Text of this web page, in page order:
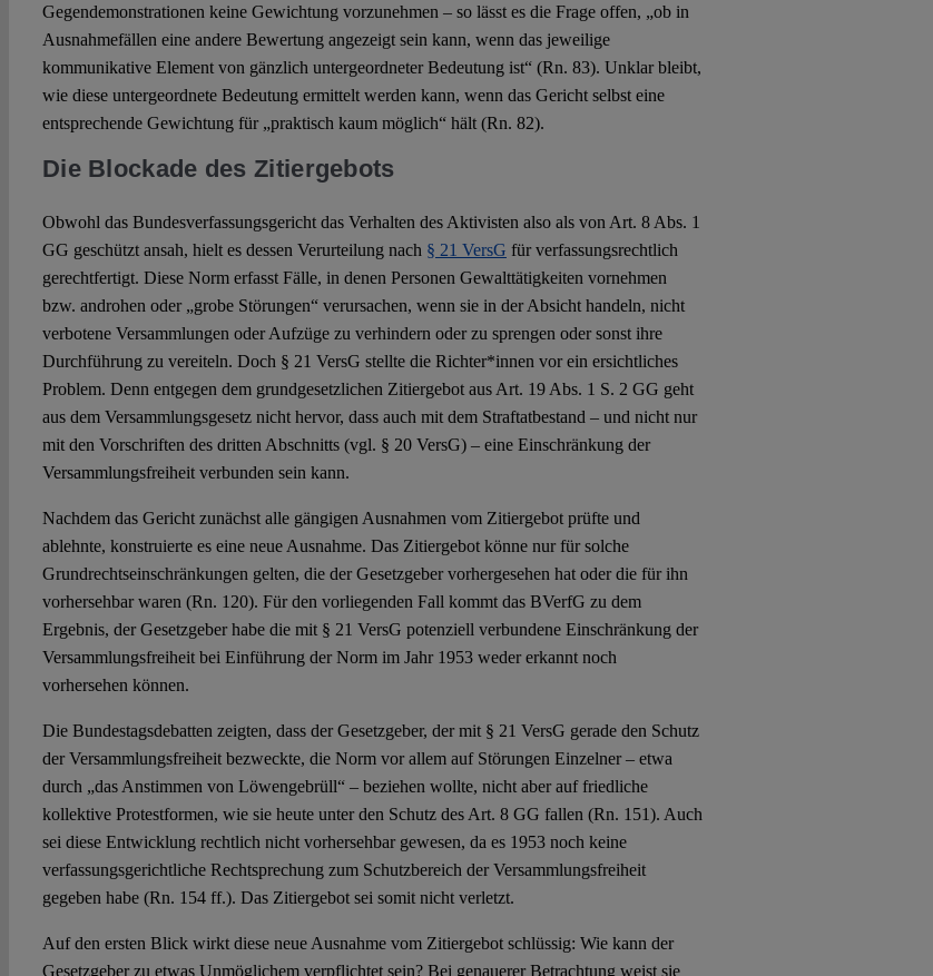
Gegendemonstrationen keine Gewichtung vorzunehmen – so lässt es die Frage offen, „ob in
Ausnahmefällen eine andere Bewertung angezeigt sein kann, wenn das jeweilige
kommunikative Element von gänzlich untergeordneter Bedeutung ist“ (Rn. 83). Unklar bleibt,
wie diese untergeordnete Bedeutung ermittelt werden kann, wenn das Gericht selbst eine
entsprechende Gewichtung für „praktisch kaum möglich“ hält (Rn. 82).
Die Blockade des Zitiergebots
Obwohl das Bundesverfassungsgericht das Verhalten des Aktivisten also als von Art. 8 Abs. 1
GG geschützt ansah, hielt es dessen Verurteilung nach § 21 VersG für verfassungsrechtlich
gerechtfertigt. Diese Norm erfasst Fälle, in denen Personen Gewalttätigkeiten vornehmen
bzw. androhen oder „grobe Störungen“ verursachen, wenn sie in der Absicht handeln, nicht
verbotene Versammlungen oder Aufzüge zu verhindern oder zu sprengen oder sonst ihre
Durchführung zu vereiteln. Doch § 21 VersG stellte die Richter*innen vor ein ersichtliches
Problem. Denn entgegen dem grundgesetzlichen Zitiergebot aus Art. 19 Abs. 1 S. 2 GG geht
aus dem Versammlungsgesetz nicht hervor, dass auch mit dem Straftatbestand – und nicht nur
mit den Vorschriften des dritten Abschnitts (vgl. § 20 VersG) – eine Einschränkung der
Versammlungsfreiheit verbunden sein kann.
Nachdem das Gericht zunächst alle gängigen Ausnahmen vom Zitiergebot prüfte und
ablehnte, konstruierte es eine neue Ausnahme. Das Zitiergebot könne nur für solche
Grundrechtseinschränkungen gelten, die der Gesetzgeber vorhergesehen hat oder die für ihn
vorhersehbar waren (Rn. 120). Für den vorliegenden Fall kommt das BVerfG zu dem
Ergebnis, der Gesetzgeber habe die mit § 21 VersG potenziell verbundene Einschränkung der
Versammlungsfreiheit bei Einführung der Norm im Jahr 1953 weder erkannt noch
vorhersehen können.
Die Bundestagsdebatten zeigten, dass der Gesetzgeber, der mit § 21 VersG gerade den Schutz
der Versammlungsfreiheit bezweckte, die Norm vor allem auf Störungen Einzelner – etwa
durch „das Anstimmen von Löwengebrüll“ – beziehen wollte, nicht aber auf friedliche
kollektive Protestformen, wie sie heute unter den Schutz des Art. 8 GG fallen (Rn. 151). Auch
sei diese Entwicklung rechtlich nicht vorhersehbar gewesen, da es 1953 noch keine
verfassungsgerichtliche Rechtsprechung zum Schutzbereich der Versammlungsfreiheit
gegeben habe (Rn. 154 ff.). Das Zitiergebot sei somit nicht verletzt.
Auf den ersten Blick wirkt diese neue Ausnahme vom Zitiergebot schlüssig: Wie kann der
Gesetzgeber zu etwas Unmöglichem verpflichtet sein? Bei genauerer Betrachtung weist sie